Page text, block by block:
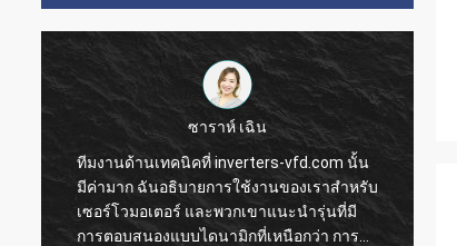
ซาราห์ เฉิน
ทีมงานด้านเทคนิคที่ inverters-vfd.com นั้น
มีค่ามาก ฉันอธิบายการใช้งานของเราสำหรับ
เซอร์โวมอเตอร์ และพวกเขาแนะนำรุ่นที่มี
การตอบสนองแบบไดนามิกที่เหนือกว่า การ